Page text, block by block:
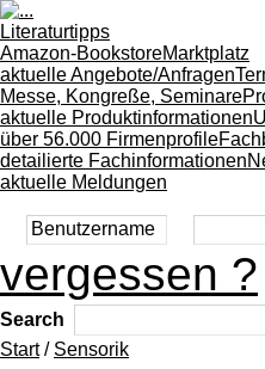
Literaturtipps
Amazon-BookstoreMarktplatz
aktuelle Angebote/Anfragen
Messe, Kongreße, Seminare
aktuelle Produktinformationen
über 56.000 Firmenprofile
detailierte Fachinformationen
aktuelle Meldungen
vergessen ?
Search
Start/ Sensorik